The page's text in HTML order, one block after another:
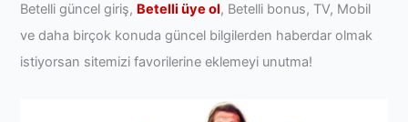
Betelli güncel giriş, Betelli üye ol, Betelli bonus, TV, Mobil
ve daha birçok konuda güncel bilgilerden haberdar olmak
istiyorsan sitemizi favorilerine eklemeyi unutma!